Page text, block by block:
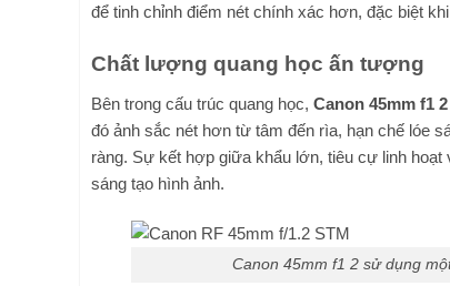
để tinh chỉnh điểm nét chính xác hơn, đặc biệt
Chất lượng quang học ấn tượng
Bên trong cấu trúc quang học, Canon 45mm f1 2
đó ảnh sắc nét hơn từ tâm đến rìa, hạn chế lóe
ràng. Sự kết hợp giữa khẩu lớn, tiêu cự linh hoạt
sáng tạo hình ảnh.
Canon 45mm f1 2 sử dụng